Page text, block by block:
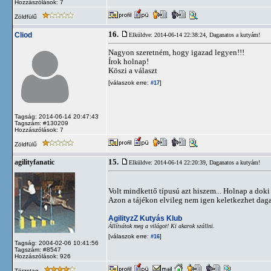
Hozzászólások: 7
Zöldfülű
Cliod
Tagság: 2014-06-14 20:47:43
Tagszám: #130209
Hozzászólások: 7
16. Elküldve: 2014-06-14 22:38:24, Daganatos a kutyám!
Nagyon szeretném, hogy igazad legyen!!!
Írok holnap!
Köszi a választ
[válaszok erre: #17]
Zöldfülű
agilityfanatic
Tagság: 2004-02-06 10:41:56
Tagszám: #8547
Hozzászólások: 926
15. Elküldve: 2014-06-14 22:20:39, Daganatos a kutyám!
Volt mindkettő típusú azt hiszem... Holnap a
Azon a tájékon elvileg nem igen keletkezhet
AgilityzZ Kutyás Klub
Állítsátok meg a világot! Ki akarok szállni.
[válaszok erre: #16]